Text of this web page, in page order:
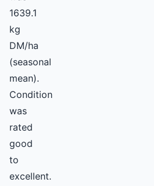
1639.1
kg
DM/ha
(seasonal
mean).
Condition
was
rated
good
to
excellent.